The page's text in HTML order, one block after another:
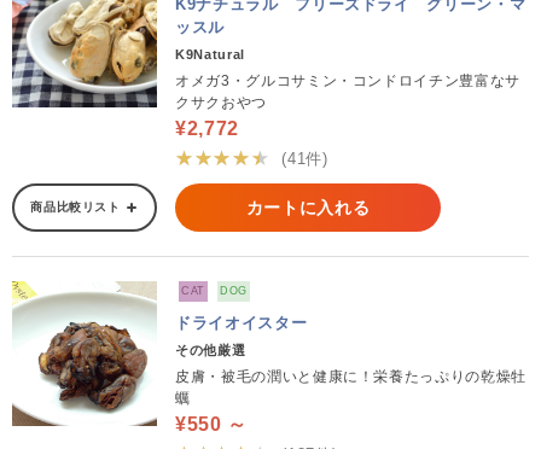
K9ナチュラル フリーズドライ グリーン・マ
ッスル
K9Natural
オメガ3・グルコサミン・コンドロイチン豊富なサ
クサクおやつ
¥2,772
★★★★★
(41件)
商品比較リスト カートに入れる
CAT DOG
ドライオイスター
その他厳選
皮膚・被毛の潤いと健康に！栄養たっぷりの乾燥牡
蠣
¥550 ～